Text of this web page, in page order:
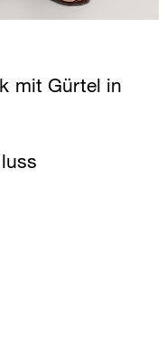
mit Gürtel in